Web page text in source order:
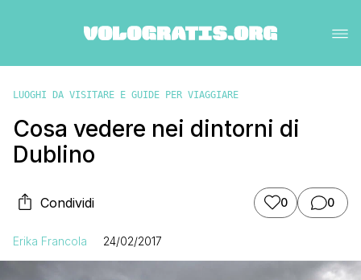
LUOGHI DA VISITARE E GUIDE PER VIAGGIARE
Cosa vedere nei dintorni di
Dublino
Condividi 0 0
Erika Francola 24/02/2017